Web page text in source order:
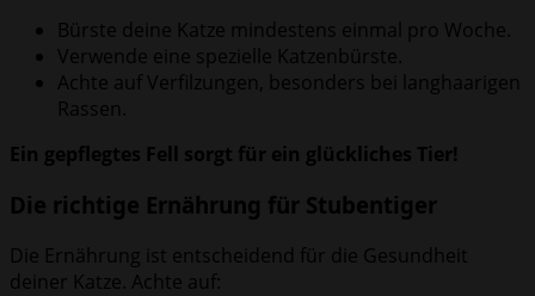
Bürste deine Katze mindestens einmal pro Woche.
Verwende eine spezielle Katzenbürste.
Achte auf Verfilzungen, besonders bei langhaarigen
Rassen.
Ein gepflegtes Fell sorgt für ein glückliches Tier!
Die richtige Ernährung für Stubentiger
Die Ernährung ist entscheidend für die Gesundheit
deiner Katze. Achte auf: